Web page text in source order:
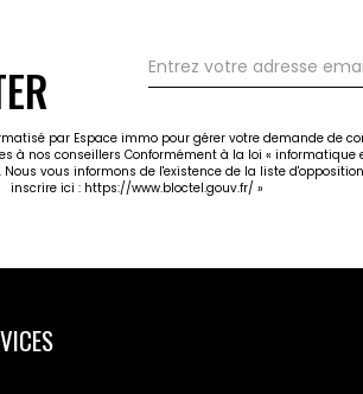
par Espace immo pour gérer votre demande de
nos conseillers Conformément à la loi « informatique
vous informons de l'existence de la liste
inscrire ici : https://www.bloctel.gouv.fr/ »